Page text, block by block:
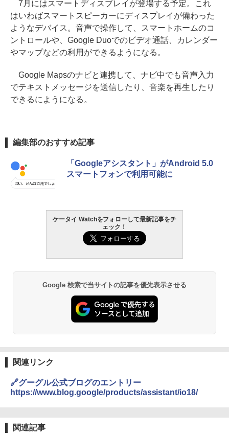
7月にはスマートディスプレイが登場する予定。これ
はいわばスマートスピーカーにディスプレイが備わった
ようなデバイス。音声で操作して、スマートホームのコ
ントロールや、Google Duoでのビデオ通話、カレンダー
やマップなどの利用ができるようになる。
Google Mapsのナビと連携して、ナビ中でも音声入力
でテキストメッセージを送信したり、音楽を再生したり
できるにようになる。
編集部のおすすめ記事
「Googleアシスタント」がAndroid 5.0
スマートフォンで利用可能に
ケータイ Watchをフォローして最新記事をチ
ェック！
Google 検索で当サイトの記事を優先表示させる
関連リンク
🔗グーグル公式ブログのエントリー
https://www.blog.google/products/assistant/io18/
関連記事